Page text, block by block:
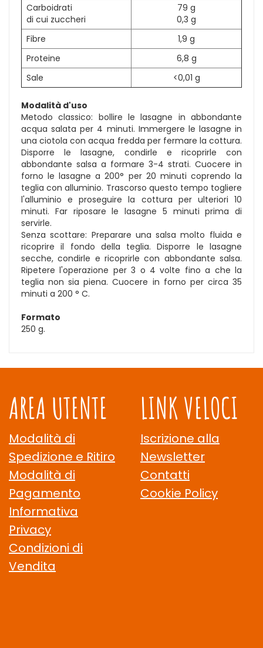
Carboidrati
di cui zuccheri
79 g
0,3 g
Fibre
1,9 g
Proteine
6,8 g
Sale
<0,01 g
Modalità d'uso
Metodo classico: bollire le lasagne in abbondante
acqua salata per 4 minuti. Immergere le lasagne in
una ciotola con acqua fredda per fermare la cottura.
Disporre le lasagne, condirle e ricoprirle con
abbondante salsa a formare 3-4 strati. Cuocere in
forno le lasagne a 200° per 20 minuti coprendo la
teglia con alluminio. Trascorso questo tempo togliere
l'alluminio e proseguire la cottura per ulteriori 10
minuti. Far riposare le lasagne 5 minuti prima di
servirle.
Senza scottare: Preparare una salsa molto fluida e
ricoprire il fondo della teglia. Disporre le lasagne
secche, condirle e ricoprirle con abbondante salsa.
Ripetere l'operazione per 3 o 4 volte fino a che la
teglia non sia piena. Cuocere in forno per circa 35
minuti a 200 ° C.
Formato
250 g.
AREA UTENTE
Modalità di
Spedizione e Ritiro
Modalità di
Pagamento
Informativa
Privacy
Condizioni di
Vendita
LINK VELOCI
Iscrizione alla
Newsletter
Contatti
Cookie Policy